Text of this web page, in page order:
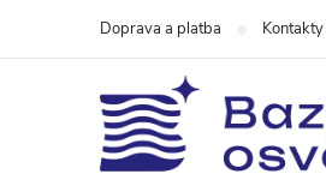
Doprava a platba Kontakty